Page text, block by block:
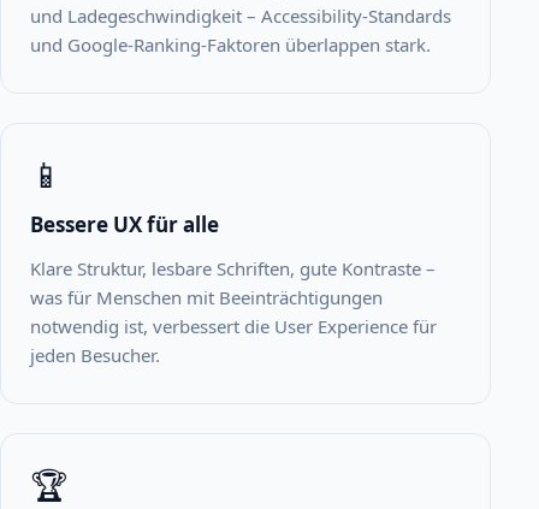
und Ladegeschwindigkeit – Accessibility-Standards
und Google-Ranking-Faktoren überlappen stark.
📱
Bessere UX für alle
Klare Struktur, lesbare Schriften, gute Kontraste –
was für Menschen mit Beeinträchtigungen
notwendig ist, verbessert die User Experience für
jeden Besucher.
🏆